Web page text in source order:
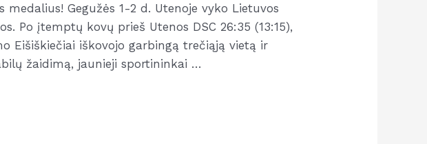
Gegužės 1-2 d. Utenoje vyko Lietuvos
Po įtemptų kovų prieš Utenos DSC 26:35 (13:15),
Eišiškiečiai iškovojo garbingą trečiąją vietą ir
žaidimą, jaunieji sportininkai …